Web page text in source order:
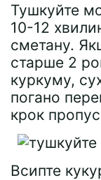
Тушкуйте
10-12
сметану.
старше 2
куркуму,
погано
крок
Всипте